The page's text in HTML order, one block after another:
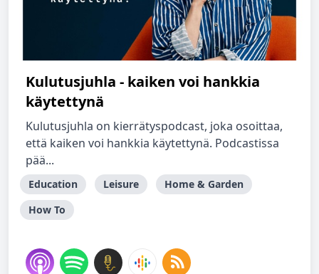
Kulutusjuhla - kaiken voi hankkia
käytettynä
Kulutusjuhla on kierrätyspodcast, joka osoittaa,
että kaiken voi hankkia käytettynä. Podcastissa
pää...
Education Leisure
Home & Garden
How To